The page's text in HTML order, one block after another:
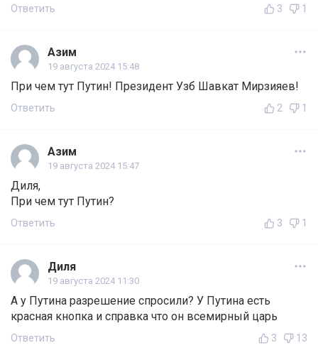
Ответить 3 1
Азим
19 августа 2024 15:48
При чем тут Путин! Президент Узб Шавкат Мирзияев!
Ответить 2 1
Азим
19 августа 2024 15:47
Диля,
При чем тут Путин?
Ответить 3 1
Диля
19 августа 2024 11:30
А у Путина разрешение спросили? У Путина есть
красная кнопка и справка что он всемирный царь
Ответить 3 13